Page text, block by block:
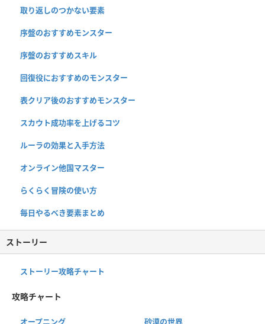
取り返しのつかない要素
序盤のおすすめモンスター
序盤のおすすめスキル
回復役におすすめのモンスター
表クリア後のおすすめモンスター
スカウト成功率を上げるコツ
ルーラの効果と入手方法
オンライン他国マスター
らくらく冒険の使い方
毎日やるべき要素まとめ
ストーリー
ストーリー攻略チャート
攻略チャート
オープニング 砂漠の世界